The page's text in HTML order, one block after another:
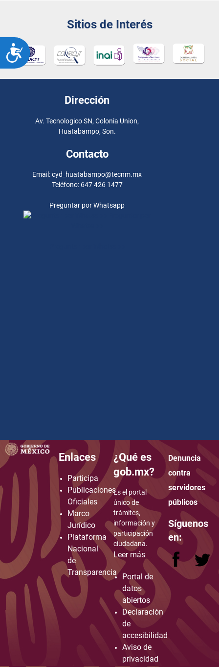
ACCESIBILIDAD
Sitios de Interés
Dirección
Av. Tecnologico SN, Colonia Union,
Huatabampo, Son.
Contacto
Email: cyd_huatabampo@tecnm.mx
Teléfono: 647 426 1477
Preguntar por Whatsapp
how to embed google map in website
Enlaces
Participa
Publicaciones
Oficiales
Marco
Jurídico
Plataforma
Nacional
de
Transparencia
¿Qué es
gob.mx?
Es el portal
único de
trámites,
información y
participación
ciudadana.
Leer más
Portal de
datos
abiertos
Declaración
de
accesibilidad
Aviso de
privacidad
Denuncia
contra
servidores
públicos
Síguenos
en: